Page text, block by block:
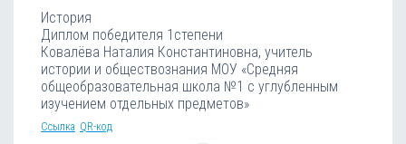
История
Диплом победителя 1степени
Ковалёва Наталия Константиновна, учитель
истории и обществознания МОУ «Средняя
общеобразовательная школа №1 с углубленным
изучением отдельных предметов»
Ссылка QR-код